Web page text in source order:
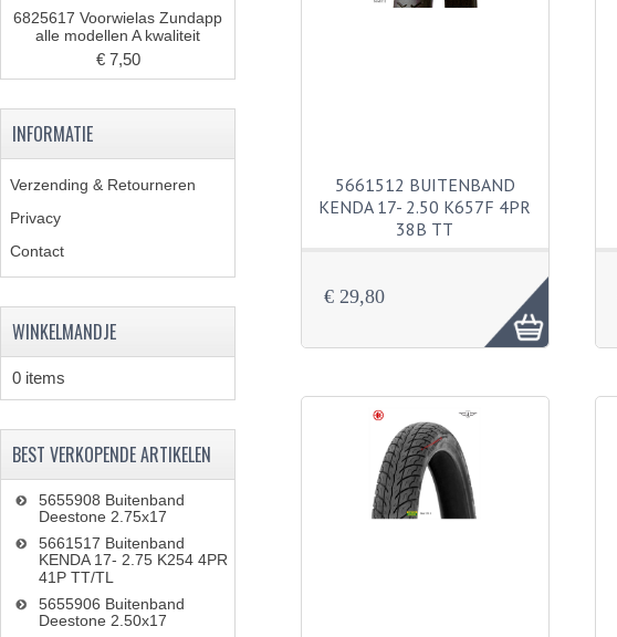
5661512 BUITENBAND
KENDA 17- 2.50 K657F 4PR
38B TT
€ 29,80
6825617 Voorwielas Zundapp
alle modellen A kwaliteit
€ 7,50
INFORMATIE
Verzending & Retourneren
Privacy
Contact
WINKELMANDJE
0 items
BEST VERKOPENDE ARTIKELEN
5655908 Buitenband
Deestone 2.75x17
5661517 Buitenband
KENDA 17- 2.75 K254 4PR
41P TT/TL
5655906 Buitenband
Deestone 2.50x17